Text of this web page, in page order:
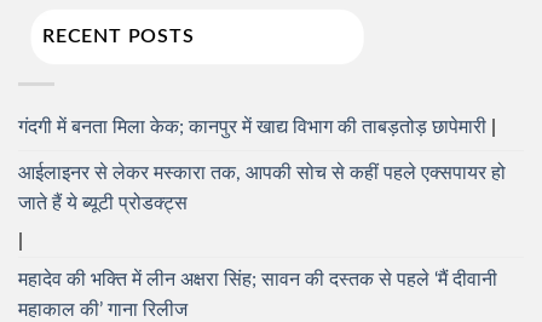
RECENT POSTS
गंदगी में बनता मिला केक; कानपुर में खाद्य विभाग की ताबड़तोड़ छापेमारी
आईलाइनर से लेकर मस्कारा तक, आपकी सोच से कहीं पहले एक्सपायर हो
जाते हैं ये ब्यूटी प्रोडक्ट्स
महादेव की भक्ति में लीन अक्षरा सिंह; सावन की दस्तक से पहले ‘मैं दीवानी
महाकाल की’ गाना रिलीज